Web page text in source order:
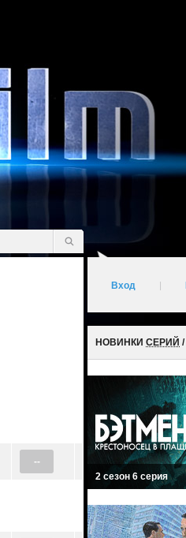
--
Вход
НОВИНКИ СЕРИЙ /
2 сезон 6 серия